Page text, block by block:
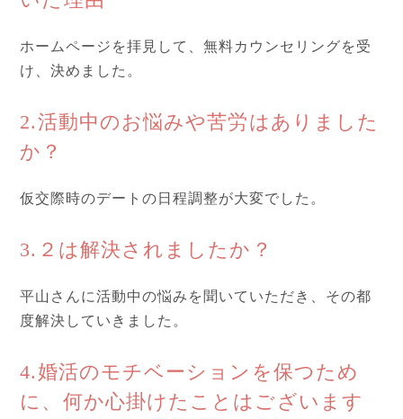
ホームページを拝見して、無料カウンセリングを受
け、決めました。
2.活動中のお悩みや苦労はありました
か？
仮交際時のデートの日程調整が大変でした。
3.２は解決されましたか？
平山さんに活動中の悩みを聞いていただき、その都
度解決していきました。
4.婚活のモチベーションを保つため
に、何か心掛けたことはございます